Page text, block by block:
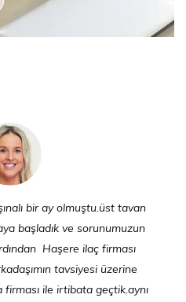
bir ay olmuştu.üst tavan
başladık ve sorunumuzun
Haşere ilaç firması
tavsiyesi üzerine
ile irtibata geçtik.aynı